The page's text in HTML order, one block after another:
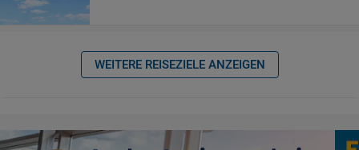
WEITERE REISEZIELE ANZEIGEN